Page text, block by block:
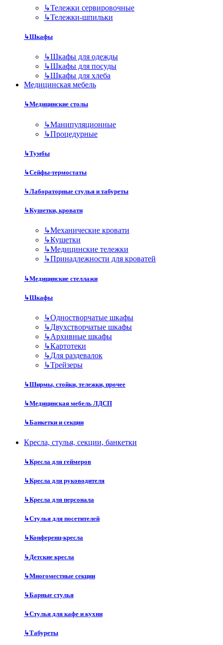
↳Тележки сервировочные
↳Тележки-шпильки
↳Шкафы
↳Шкафы для одежды
↳Шкафы для посуды
↳Шкафы для хлеба
Медицинская мебель
↳Медицинские столы
↳Манипуляционные
↳Процедурные
↳Тумбы
↳Сейфы-термостаты
↳Лабораторные стулья и табуреты
↳Кушетки, кровати
↳Механические кровати
↳Кушетки
↳Медицинские тележки
↳Принадлежности для кроватей
↳Медицинские стеллажи
↳Шкафы
↳Одностворчатые шкафы
↳Двухстворчатые шкафы
↳Архивные шкафы
↳Картотеки
↳Для раздевалок
↳Трейзеры
↳Ширмы, стойки, тележки, прочее
↳Медицинская мебель ЛДСП
↳Банкетки и секции
Кресла, стулья, секции, банкетки
↳Кресла для геймеров
↳Кресла для руководителя
↳Кресла для персонала
↳Стулья для посетителей
↳Конференц-кресла
↳Детские кресла
↳Многоместные секции
↳Барные стулья
↳Стулья для кафе и кухни
↳Табуреты